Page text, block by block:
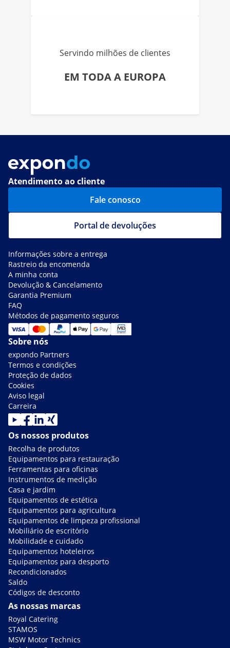
Servindo milhões de clientes
EM TODA A EUROPA
Atendimento ao cliente
Fale conosco
Portal de devoluções
Informações sobre a entrega
Rastreio da encomenda
A minha conta
Devolução & Cancelamento
Garantia Premium
FAQ
Métodos de pagamento seguros
Sobre nós
expondo Partners
Termos e condições
Proteção de dados
Cookies
Aviso legal
Carreira
Os nossos produtos
Recolha de produtos
Equipamentos para restauração
Ferramentas para oficinas
Instrumentos de medição
Casa e jardim
Equipamentos de estética
Equipamentos para agricultura
Equipamentos de limpeza profissional
Mobiliário de escritório
Mobilidade e cuidado
Equipamentos hoteleiros
Equipamentos para desporto
Recondicionados
Saldo
Códigos de desconto
As nossas marcas
Royal Catering
STAMOS
MSW Motor Technics